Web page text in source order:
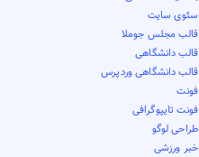
سئوی سایت
قالب مجلس جوملا
قالب دانشگاهی
قالب دانشگاهی وردپرس
فونت
فونت تایپوگرافی
طراحی لوگو
خبر ورزشی